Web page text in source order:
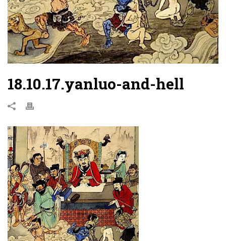
18.10.17.yanluo-and-hell